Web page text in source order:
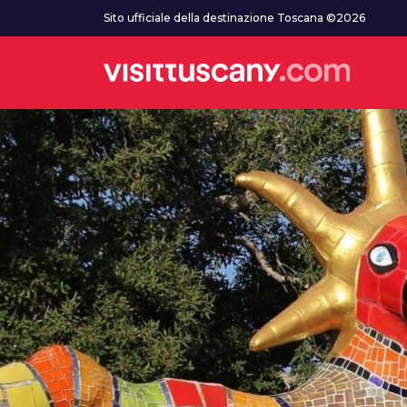
Vai al contenuto principaleSito ufficiale della destinazione Toscana ©2026